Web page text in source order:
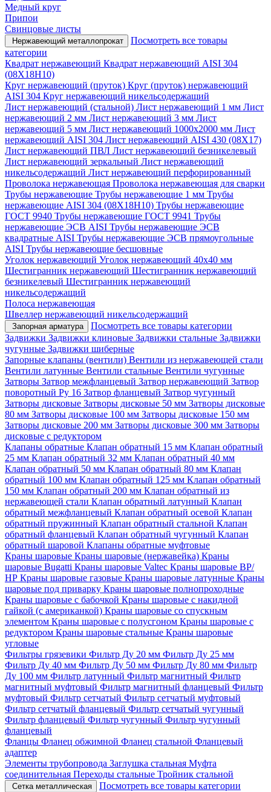
Медный круг
Припои
Свинцовые листы
Нержавеющий металлопрокат
Посмотреть все товары
категории
Квадрат нержавеющий Квадрат нержавеющий AISI 304
(08Х18Н10)
Круг нержавеющий (пруток) Круг (пруток) нержавеющий
AISI 304 Круг нержавеющий никельсодержащий
Лист нержавеющий (стальной) Лист нержавеющий 1 мм Лист
нержавеющий 2 мм Лист нержавеющий 3 мм Лист
нержавеющий 5 мм Лист нержавеющий 1000х2000 мм Лист
нержавеющий AISI 304 Лист нержавеющий AISI 430 (08Х17)
Лист нержавеющий ПВЛ Лист нержавеющий безникелевый
Лист нержавеющий зеркальный Лист нержавеющий
никельсодержащий Лист нержавеющий перфорированный
Проволока нержавеющая Проволока нержавеющая для сварки
Трубы нержавеющие Трубы нержавеющие 1 мм Трубы
нержавеющие AISI 304 (08Х18Н10) Трубы нержавеющие
ГОСТ 9940 Трубы нержавеющие ГОСТ 9941 Трубы
нержавеющие ЭСВ AISI Трубы нержавеющие ЭСВ
квадратные AISI Трубы нержавеющие ЭСВ прямоугольные
AISI Трубы нержавеющие бесшовные
Уголок нержавеющий Уголок нержавеющий 40x40 мм
Шестигранник нержавеющий Шестигранник нержавеющий
безникелевый Шестигранник нержавеющий
никельсодержащий
Полоса нержавеющая
Швеллер нержавеющий никельсодержащий
Запорная арматура
Посмотреть все товары категории
Задвижки Задвижки клиновые Задвижки стальные Задвижки
чугунные Задвижки шиберные
Запорные клапаны (вентили) Вентили из нержавеющей стали
Вентили латунные Вентили стальные Вентили чугунные
Затворы Затвор межфланцевый Затвор нержавеющий Затвор
поворотный Ру 16 Затвор фланцевый Затвор чугунный
Затворы дисковые Затворы дисковые 50 мм Затворы дисковые
80 мм Затворы дисковые 100 мм Затворы дисковые 150 мм
Затворы дисковые 200 мм Затворы дисковые 300 мм Затворы
дисковые с редуктором
Клапаны обратные Клапан обратный 15 мм Клапан обратный
25 мм Клапан обратный 32 мм Клапан обратный 40 мм
Клапан обратный 50 мм Клапан обратный 80 мм Клапан
обратный 100 мм Клапан обратный 125 мм Клапан обратный
150 мм Клапан обратный 200 мм Клапан обратный из
нержавеющей стали Клапан обратный латунный Клапан
обратный межфланцевый Клапан обратный осевой Клапан
обратный пружинный Клапан обратный стальной Клапан
обратный фланцевый Клапан обратный чугунный Клапан
обратный шаровой Клапаны обратные муфтовые
Краны шаровые Краны шаровые (нержавейка) Краны
шаровые Bugatti Краны шаровые Valtec Краны шаровые ВР/
НР Краны шаровые газовые Краны шаровые латунные Краны
шаровые под приварку Краны шаровые полнопроходные
Краны шаровые с бабочкой Краны шаровые с накидной
гайкой (с американкой) Краны шаровые со спускным
элементом Краны шаровые с полусгоном Краны шаровые с
редуктором Краны шаровые стальные Краны шаровые
угловые
Фильтры грязевики Фильтр Ду 20 мм Фильтр Ду 25 мм
Фильтр Ду 40 мм Фильтр Ду 50 мм Фильтр Ду 80 мм Фильтр
Ду 100 мм Фильтр латунный Фильтр магнитный Фильтр
магнитный муфтовый Фильтр магнитный фланцевый Фильтр
муфтовый Фильтр сетчатый Фильтр сетчатый муфтовый
Фильтр сетчатый фланцевый Фильтр сетчатый чугунный
Фильтр фланцевый Фильтр чугунный Фильтр чугунный
фланцевый
Фланцы Фланец обжимной Фланец стальной Фланцевый
адаптер
Элементы трубопровода Заглушка стальная Муфта
соединительная Переходы стальные Тройник стальной
Сетка металлическая
Посмотреть все товары категории